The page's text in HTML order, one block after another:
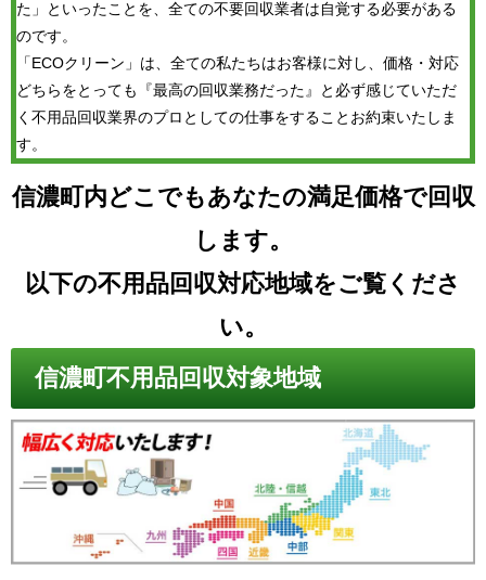
た」といったことを、全ての不要回収業者は自覚する必要がある
のです。
「ECOクリーン」は、全ての私たちはお客様に対し、価格・対応
どちらをとっても『最高の回収業務だった』と必ず感じていただ
く不用品回収業界のプロとしての仕事をすることお約束いたしま
す。
信濃町内どこでもあなたの満足価格で回収
します。
以下の不用品回収対応地域をご覧くださ
い。
信濃町不用品回収対象地域